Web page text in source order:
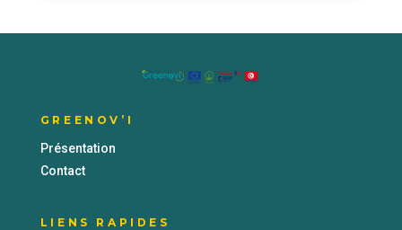
GREENOV’I
Présentation
Contact
LIENS RAPIDES